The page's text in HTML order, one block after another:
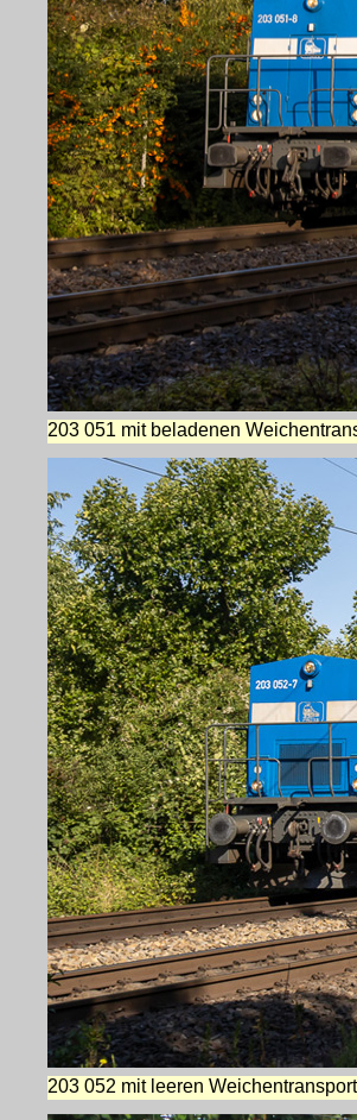
203 051 mit beladenen
203 052 mit leeren